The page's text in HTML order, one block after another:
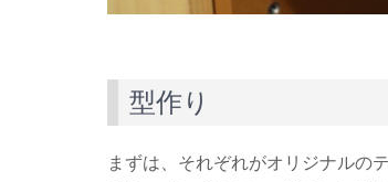
型作り
まずは、それぞれがオリジナルの